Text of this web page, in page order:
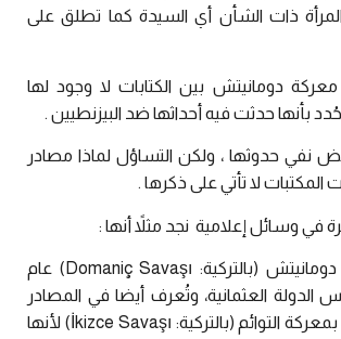
ذات الشأن أي السيدة كما تطلق على
دومانيتش بين الكتابات لا وجود لها
حُدد بأنها حدثت فيه أحداثها ضد البيزنطيين .
نفي حدوثها ، ولكن التساؤل لماذا مصادر
لا تأتي على ذكرها .
في وسائل إعلامية نجد مثلاً أنها :
” وقعت معركة دومانيتش (بالتركية: Domaniç Savaşı)‏ عام
الدولة العثمانية، وتُعرف أيضا في المصادر
العثمانية القديمة بمعركة التوائم (بالتركية: İkizce Savaşı)‏ لأنها